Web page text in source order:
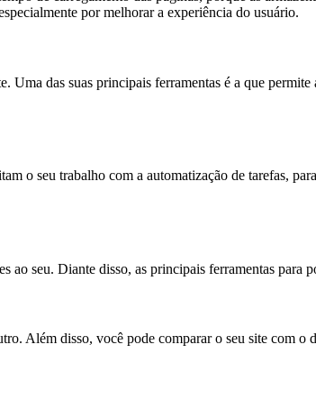
por melhorar a experiência do usuário.
das suas principais ferramentas é a que permite
o seu trabalho com a automatização de tarefas,
ao seu. Diante disso, as principais ferramentas para
Além disso, você pode comparar o seu site com